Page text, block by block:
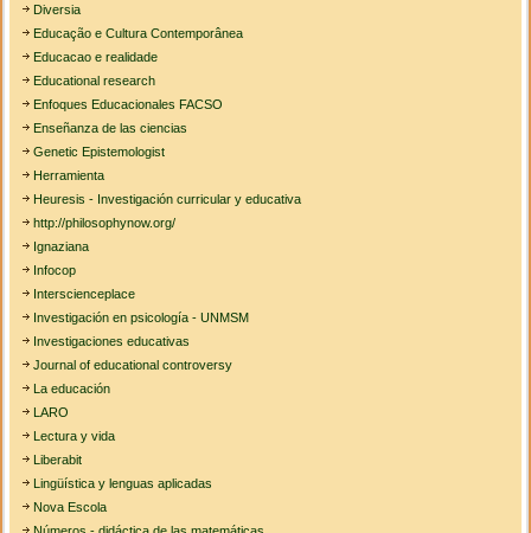
Diversia
Educação e Cultura Contemporânea
Educacao e realidade
Educational research
Enfoques Educacionales FACSO
Enseñanza de las ciencias
Genetic Epistemologist
Herramienta
Heuresis - Investigación curricular y educativa
http://philosophynow.org/
Ignaziana
Infocop
Interscienceplace
Investigación en psicología - UNMSM
Investigaciones educativas
Journal of educational controversy
La educación
LARO
Lectura y vida
Liberabit
Lingüística y lenguas aplicadas
Nova Escola